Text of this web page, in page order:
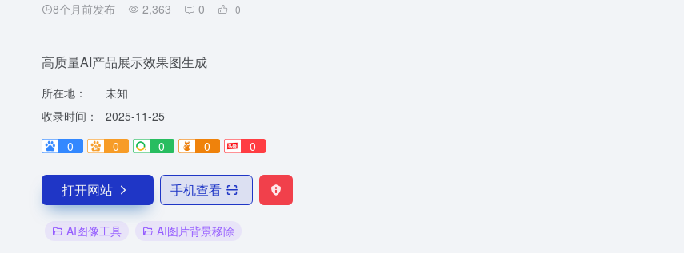
8个月前发布 2,363 0 0
高质量AI产品展示效果图生成
所在地：
未知
收录时间：
2025-11-25
0
0 0 0 0
打开网站 手机查看
AI图像工具 AI图片背景移除